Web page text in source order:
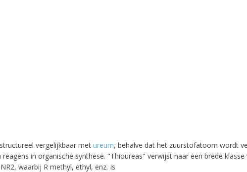
vergelijkbaar met ureum, behalve dat het zuurstofatoom wordt
in organische synthese. "Thioureas" verwijst naar een brede
waarbij R methyl, ethyl, enz. Is